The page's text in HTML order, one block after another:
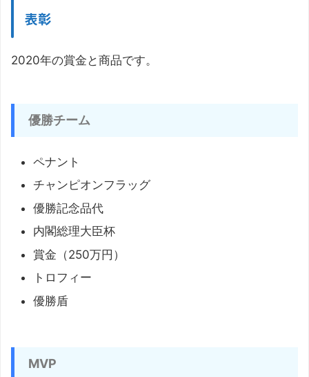
表彰
2020年の賞金と商品です。
優勝チーム
ペナント
チャンピオンフラッグ
優勝記念品代
内閣総理大臣杯
賞金（250万円）
トロフィー
優勝盾
MVP